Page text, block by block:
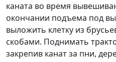
каната во время
окончании подъема под
выложить клетку из
скобами. Поднимать
закрепив канат за пни,